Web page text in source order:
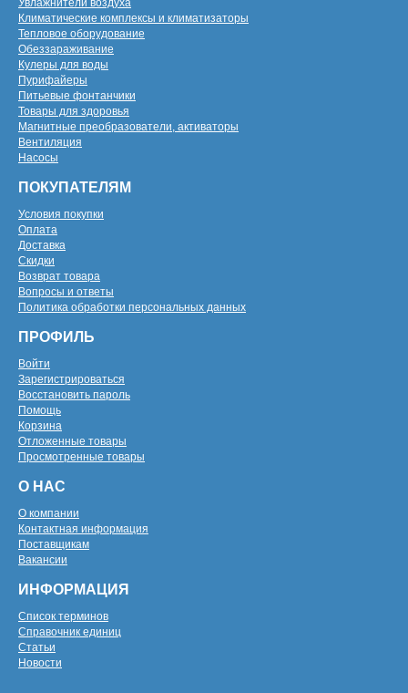
Климатические комплексы и климатизаторы
Тепловое оборудование
Обеззараживание
Кулеры для воды
Пурифайеры
Питьевые фонтанчики
Товары для здоровья
Магнитные преобразователи, активаторы
Вентиляция
Насосы
ПОКУПАТЕЛЯМ
Условия покупки
Оплата
Доставка
Скидки
Возврат товара
Вопросы и ответы
Политика обработки персональных данных
ПРОФИЛЬ
Войти
Зарегистрироваться
Восстановить пароль
Помощь
Корзина
Отложенные товары
Просмотренные товары
О НАС
О компании
Контактная информация
Поставщикам
Вакансии
ИНФОРМАЦИЯ
Список терминов
Справочник единиц
Статьи
Новости